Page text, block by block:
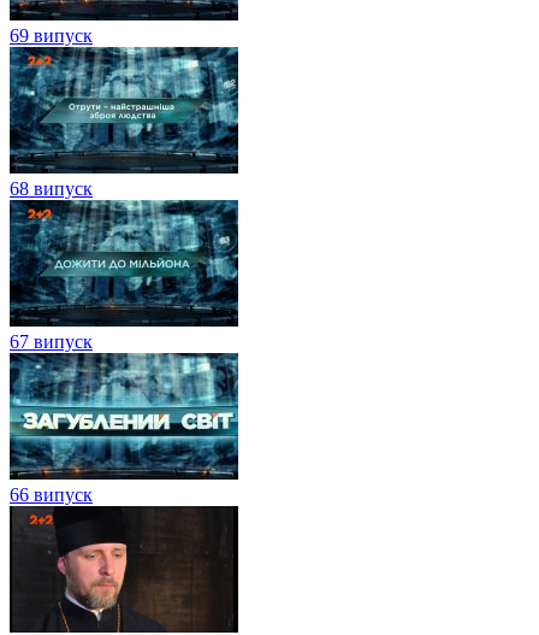
69 випуск
68 випуск
67 випуск
66 випуск